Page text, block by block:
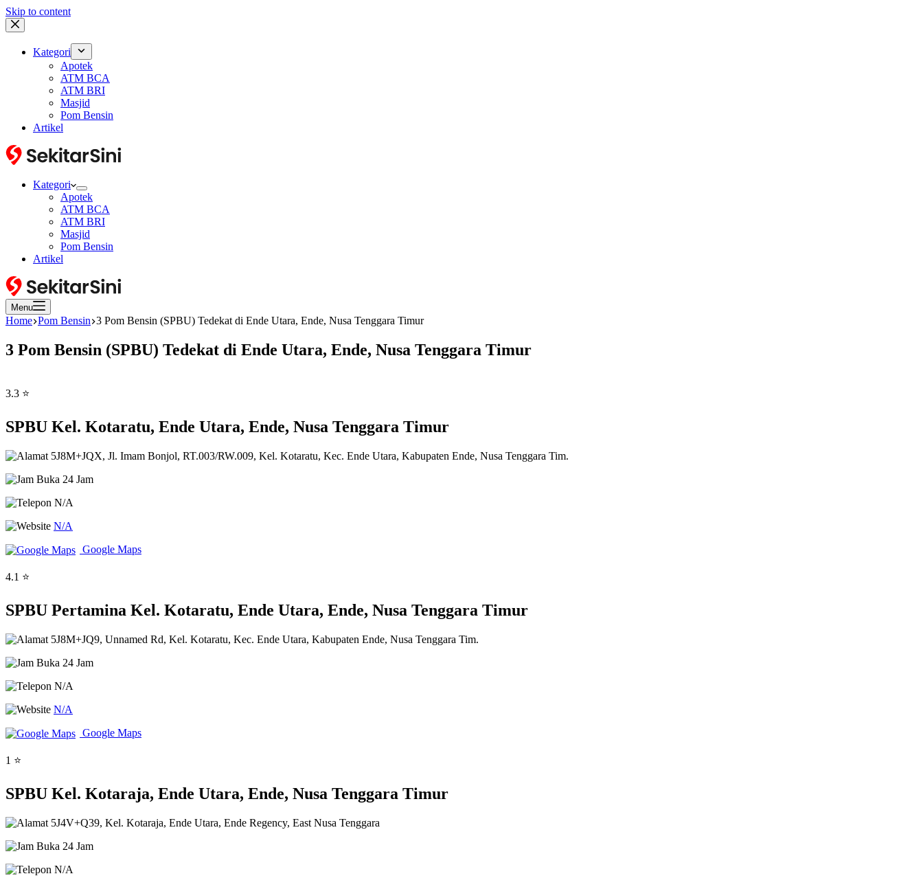
Skip to content
Kategori
Apotek
ATM BCA
ATM BRI
Masjid
Pom Bensin
Artikel
Kategori
Apotek
ATM BCA
ATM BRI
Masjid
Pom Bensin
Artikel
Menu
Home Pom Bensin 3 Pom Bensin (SPBU) Tedekat di Ende Utara, Ende, Nusa Tenggara Timur
3 Pom Bensin (SPBU) Tedekat di Ende Utara, Ende, Nusa Tenggara Timur
3.3 ⭐
SPBU Kel. Kotaratu, Ende Utara, Ende, Nusa Tenggara Timur
5J8M+JQX, Jl. Imam Bonjol, RT.003/RW.009, Kel. Kotaratu, Kec. Ende Utara, Kabupaten Ende, Nusa Tenggara Tim.
Buka 24 Jam
N/A
N/A
Google Maps
4.1 ⭐
SPBU Pertamina Kel. Kotaratu, Ende Utara, Ende, Nusa Tenggara Timur
5J8M+JQ9, Unnamed Rd, Kel. Kotaratu, Kec. Ende Utara, Kabupaten Ende, Nusa Tenggara Tim.
Buka 24 Jam
N/A
N/A
Google Maps
1 ⭐
SPBU Kel. Kotaraja, Ende Utara, Ende, Nusa Tenggara Timur
5J4V+Q39, Kel. Kotaraja, Ende Utara, Ende Regency, East Nusa Tenggara
Buka 24 Jam
N/A